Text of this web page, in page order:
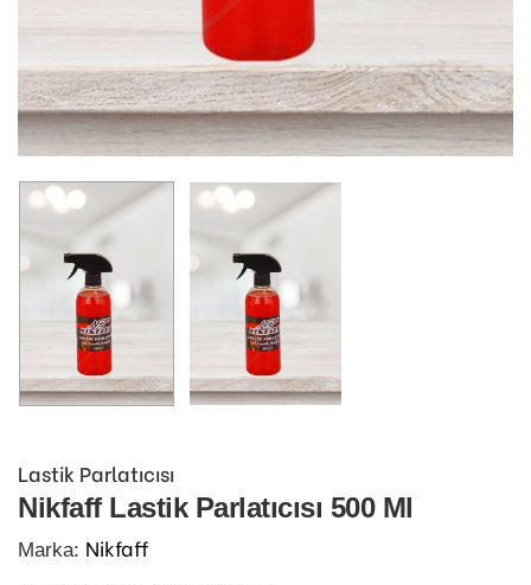
Lastik Parlatıcısı
Nikfaff Lastik Parlatıcısı 500 Ml
Marka: Nikfaff